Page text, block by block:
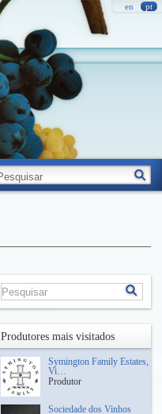
en pt
Produtores mais visitados
Symington Family Estates,
Vi…
Produtor
Sociedade dos Vinhos